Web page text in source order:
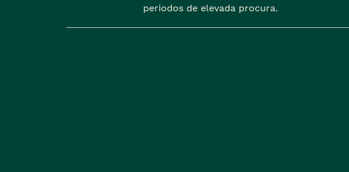
periodos de elevada procura.